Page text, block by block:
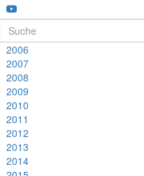
2006
2007
2008
2009
2010
2011
2012
2013
2014